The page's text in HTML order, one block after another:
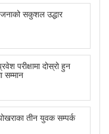
सकुशल उद्धार
परीक्षामा दोस्रो हुन
सम्मान
तीन युवक सम्पर्क